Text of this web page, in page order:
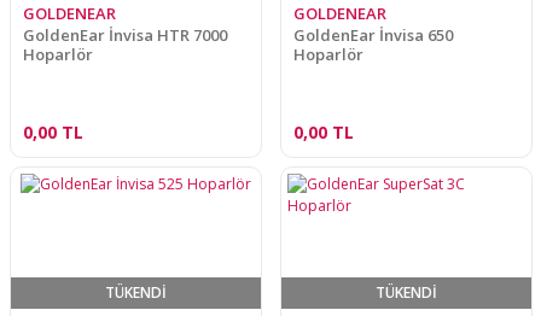
GOLDENEAR
GoldenEar İnvisa HTR 7000
Hoparlör
0,00 TL
GOLDENEAR
GoldenEar İnvisa 650
Hoparlör
0,00 TL
TÜKENDİ TÜKENDİ